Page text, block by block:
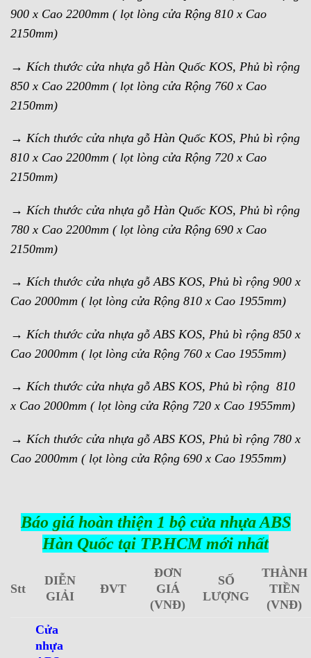
900 x Cao 2200mm ( lọt lòng cửa Rộng 810 x Cao
2150mm)
→ Kích thước cửa nhựa gỗ Hàn Quốc KOS, Phủ bì rộng
850 x Cao 2200mm ( lọt lòng cửa Rộng 760 x Cao
2150mm)
→ Kích thước cửa nhựa gỗ Hàn Quốc KOS, Phủ bì rộng
810 x Cao 2200mm ( lọt lòng cửa Rộng 720 x Cao
2150mm)
→ Kích thước cửa nhựa gỗ Hàn Quốc KOS, Phủ bì rộng
780 x Cao 2200mm ( lọt lòng cửa Rộng 690 x Cao
2150mm)
→ Kích thước cửa nhựa gỗ ABS KOS, Phủ bì rộng 900 x
Cao 2000mm ( lọt lòng cửa Rộng 810 x Cao 1955mm)
→ Kích thước cửa nhựa gỗ ABS KOS, Phủ bì rộng 850 x
Cao 2000mm ( lọt lòng cửa Rộng 760 x Cao 1955mm)
→ Kích thước cửa nhựa gỗ ABS KOS, Phủ bì rộng 810
x Cao 2000mm ( lọt lòng cửa Rộng 720 x Cao 1955mm)
→ Kích thước cửa nhựa gỗ ABS KOS, Phủ bì rộng 780 x
Cao 2000mm ( lọt lòng cửa Rộng 690 x Cao 1955mm)
Báo giá hoàn thiện 1 bộ cửa nhựa ABS
Hàn Quốc tại TP.HCM mới nhất
Stt
DIỄN
GIẢI
ĐVT
ĐƠN
GIÁ
(VNĐ)
SỐ
LƯỢNG
THÀNH
TIỀN
(VNĐ)
Cửa
nhựa